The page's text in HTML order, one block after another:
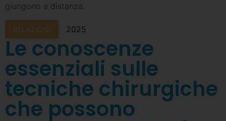
giungono a distanza.
RELAZIONI 2025
Le conoscenze
essenziali sulle
tecniche chirurgiche
che possono